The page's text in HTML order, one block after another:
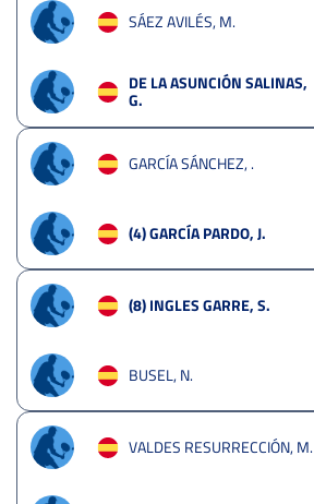
SÁEZ AVILÉS, M.
DE LA ASUNCIÓN SALINAS,
G.
GARCÍA SÁNCHEZ, .
(4) GARCÍA PARDO, J.
(8) INGLES GARRE, S.
BUSEL, N.
VALDES RESURRECCIÓN, M.